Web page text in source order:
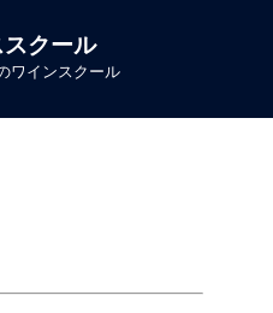
クール
ワインスクール